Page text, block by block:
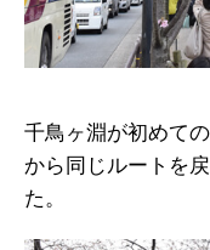
千鳥ヶ淵が初めて
から同じルートを
た。